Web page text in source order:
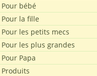
Pour bébé
Pour la fille
Pour les petits mecs
Pour les plus grandes
Pour Papa
Produits